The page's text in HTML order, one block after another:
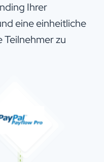
Ihrer
eine einheitliche
zu